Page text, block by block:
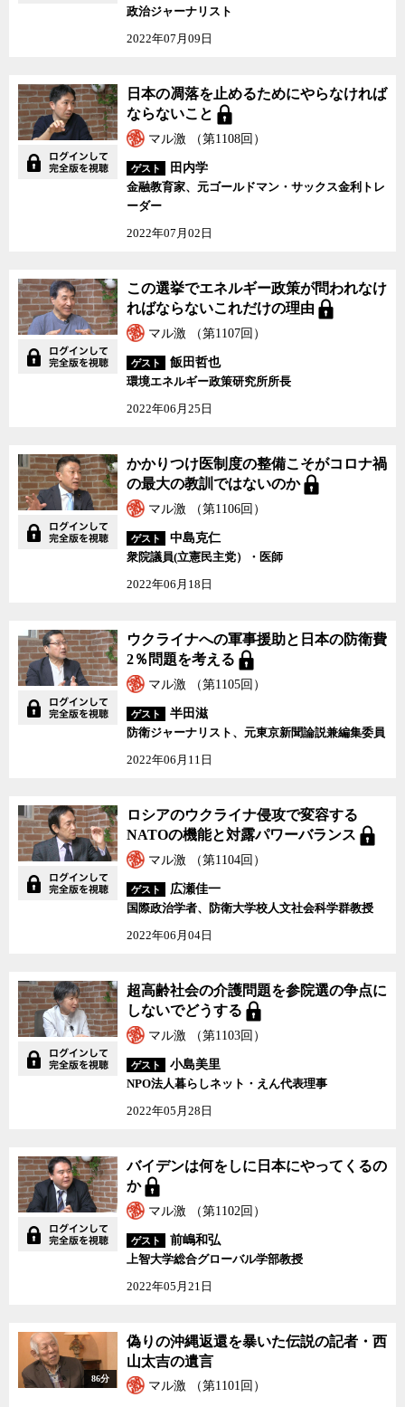
政治ジャーナリスト
2022年07月09日
日本の凋落を止めるためにやらなければ
ならないこと
マル激 （第1108回）
ゲスト
田内学
金融教育家、元ゴールドマン・サックス金利トレ
ーダー
2022年07月02日
この選挙でエネルギー政策が問われなけ
ればならないこれだけの理由
マル激 （第1107回）
ゲスト
飯田哲也
環境エネルギー政策研究所所長
2022年06月25日
かかりつけ医制度の整備こそがコロナ禍
の最大の教訓ではないのか
マル激 （第1106回）
ゲスト
中島克仁
衆院議員(立憲民主党）・医師
2022年06月18日
ウクライナへの軍事援助と日本の防衛費
2％問題を考える
マル激 （第1105回）
ゲスト
半田滋
防衛ジャーナリスト、元東京新聞論説兼編集委員
2022年06月11日
ロシアのウクライナ侵攻で変容する
NATOの機能と対露パワーバランス
マル激 （第1104回）
ゲスト
広瀬佳一
国際政治学者、防衛大学校人文社会科学群教授
2022年06月04日
超高齢社会の介護問題を参院選の争点に
しないでどうする
マル激 （第1103回）
ゲスト
小島美里
NPO法人暮らしネット・えん代表理事
2022年05月28日
バイデンは何をしに日本にやってくるの
か
マル激 （第1102回）
ゲスト
前嶋和弘
上智大学総合グローバル学部教授
2022年05月21日
86分
偽りの沖縄返還を暴いた伝説の記者・西
山太吉の遺言
マル激 （第1101回）